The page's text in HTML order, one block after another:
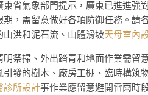
東省氣象部門提示，廣東已進進強
期，需留意做好各項防御任務。請
山洪和泥石流、山體滑坡天母室內
明祭掃、外出踏青和地面作業需留
引發的樹木、廠房工棚、臨時構筑
診所設計事作業應留意避開雷雨時